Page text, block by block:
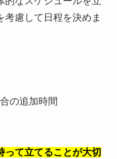
考慮して日程を決めま
の追加時間
って立てることが大切